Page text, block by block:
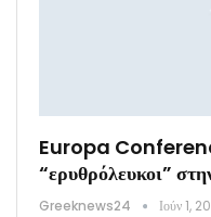
Europa
“ερυθρόλευκοι”
Greeknews24 Ιούν 1,